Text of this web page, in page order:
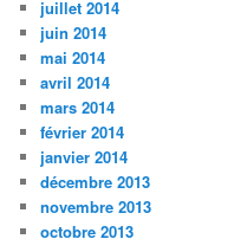
juillet 2014
juin 2014
mai 2014
avril 2014
mars 2014
février 2014
janvier 2014
décembre 2013
novembre 2013
octobre 2013